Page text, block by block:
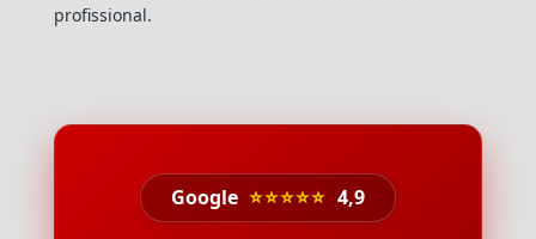
profissional.
Google ⭐⭐⭐⭐⭐ 4,9